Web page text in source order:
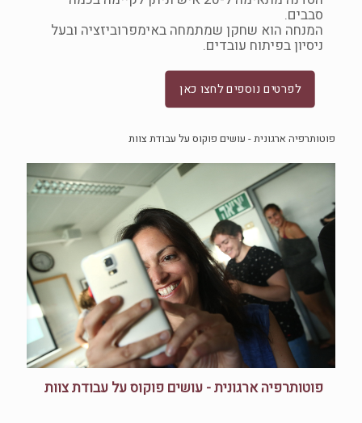
סבבים.
המנחה הוא שחקן שמתמחה באימפרוביזציה ובעל
ניסיון בפיתוח עובדים.
לפרטים נוספים לחצו כאן
פוטותרפיה ארגונית - עושים פוקוס על עבודת צוות
פוטותרפיה ארגונית - עושים פוקוס על עבודת צוות